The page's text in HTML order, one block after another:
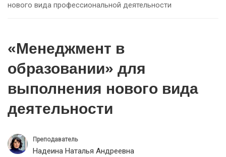
нового вида профессиональной деятельности
«Менеджмент в
образовании» для
выполнения нового вида
деятельности
Преподаватель
Надеина Наталья Андреевна